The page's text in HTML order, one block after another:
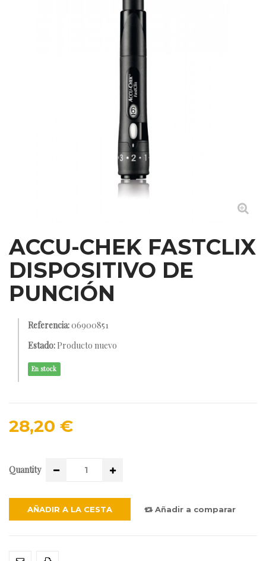
ACCU-CHEK FASTCLIX
DISPOSITIVO DE
PUNCIÓN
Referencia:06900851
Estado: Producto nuevo
En stock
28,20 €
Quantity
AÑADIR A LA CESTA Añadir a comparar